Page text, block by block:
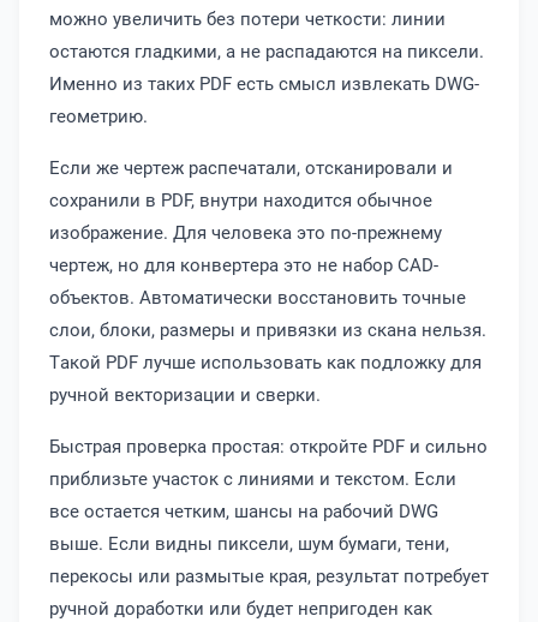
можно увеличить без потери четкости: линии
остаются гладкими, а не распадаются на пиксели.
Именно из таких PDF есть смысл извлекать DWG-
геометрию.
Если же чертеж распечатали, отсканировали и
сохранили в PDF, внутри находится обычное
изображение. Для человека это по-прежнему
чертеж, но для конвертера это не набор CAD-
объектов. Автоматически восстановить точные
слои, блоки, размеры и привязки из скана нельзя.
Такой PDF лучше использовать как подложку для
ручной векторизации и сверки.
Быстрая проверка простая: откройте PDF и сильно
приблизьте участок с линиями и текстом. Если
все остается четким, шансы на рабочий DWG
выше. Если видны пиксели, шум бумаги, тени,
перекосы или размытые края, результат потребует
ручной доработки или будет непригоден как